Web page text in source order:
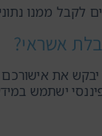
לקבל ממנו
אשראי?
את
ישתמש